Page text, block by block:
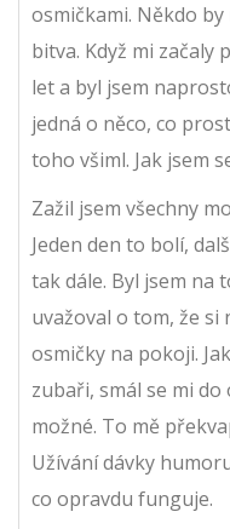
osmičkami. Někdo
bitva. Když mi začaly
let a byl jsem
jedná o něco, co
toho všiml. Jak jsem
Zažil jsem všechny
Jeden den to bolí,
tak dále. Byl jsem na
uvažoval o tom, že si
osmičky na pokoji.
zubaři, smál se mi
možné. To mě
Užívání dávky
co opravdu funguje.